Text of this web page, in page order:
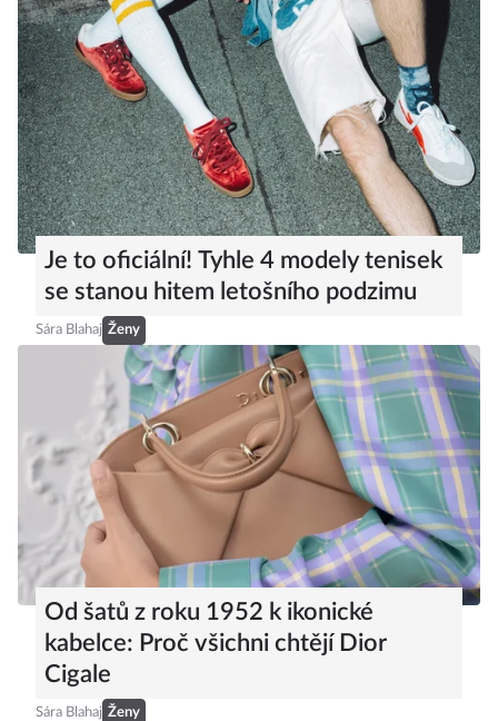
Je to oficiální! Tyhle 4 modely tenisek
se stanou hitem letošního podzimu
Sára Blahaj Ženy
Od šatů z roku 1952 k ikonické
kabelce: Proč všichni chtějí Dior
Cigale
Sára Blahaj Ženy